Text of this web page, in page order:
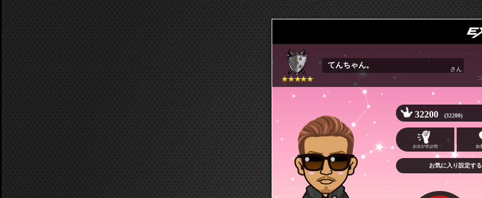
てんちゃん。 さん
32200 (32200)
お気に入り設定する